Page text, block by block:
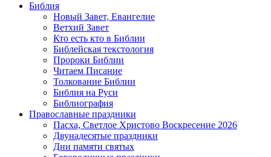
Библия
Новый Завет, Евангелие
Ветхий Завет
Кто есть кто в Библии
Библейская текстология
Пророки Библии
Читаем Писание
Толкование Библии
Библия на Руси
Библиография
Православные праздники
Пасха, Светлое Христово Воскресение 2026
Двунадесятые праздники
Дни памяти святых